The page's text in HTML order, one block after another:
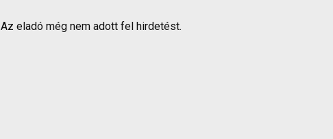
Az eladó még nem adott fel hirdetést.